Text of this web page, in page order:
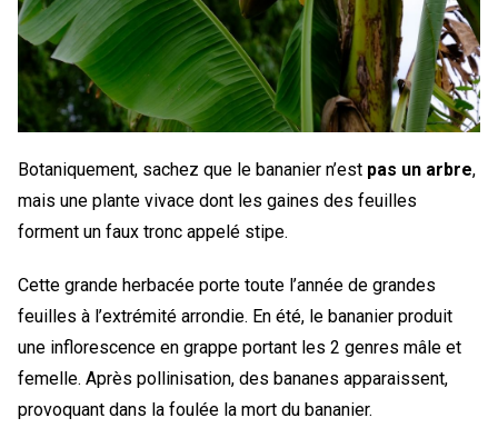
Botaniquement, sachez que le bananier n’est pas un arbre,
mais une plante vivace dont les gaines des feuilles
forment un faux tronc appelé stipe.
Cette grande herbacée porte toute l’année de grandes
feuilles à l’extrémité arrondie. En été, le bananier produit
une inflorescence en grappe portant les 2 genres mâle et
femelle. Après pollinisation, des bananes apparaissent,
provoquant dans la foulée la mort du bananier.